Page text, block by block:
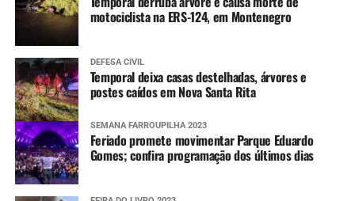
motociclista na ERS-124, em Montenegro
DEFESA CIVIL
Temporal deixa casas destelhadas, árvores e
postes caídos em Nova Santa Rita
SEMANA FARROUPILHA 2023
Feriado promete movimentar Parque Eduardo
Gomes; confira programação dos últimos dias